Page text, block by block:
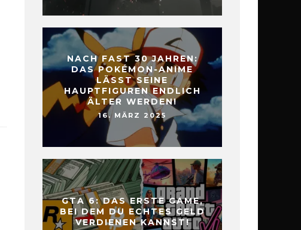
NACH FAST 30 JAHREN:
DAS POKÉMON-ANIME
LÄSST SEINE
HAUPTFIGUREN ENDLICH
ÄLTER WERDEN!
16. MÄRZ 2025
GTA 6: DAS ERSTE GAME,
BEI DEM DU ECHTES GELD
VERDIENEN KANNST!